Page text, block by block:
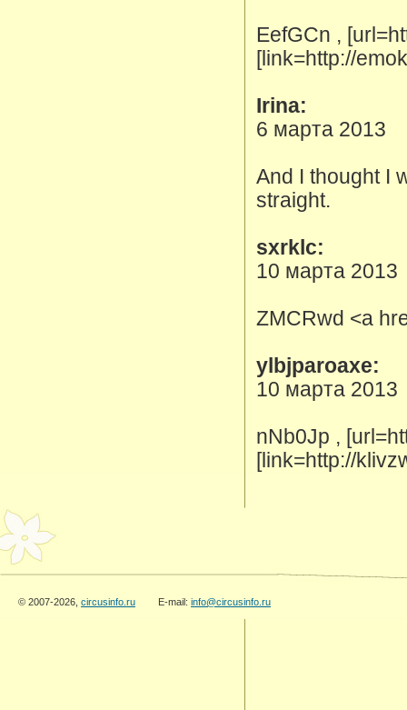
EefGCn ,
[link=http://
Irina:
6 марта 2013
And I thought I
straight.
sxrklc:
10 марта 2013
ZMCRwd <a
ylbjparoaxe:
10 марта 2013
nNb0Jp ,
[link=http://
© 2007-2026, circusinfo.ru E-mail: info@circusinfo.ru